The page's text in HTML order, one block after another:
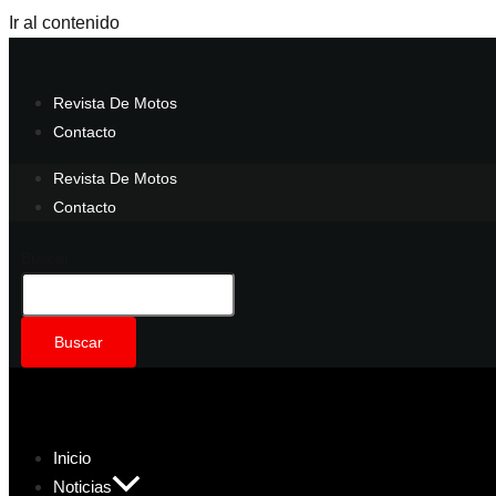
Ir al contenido
Revista De Motos
Contacto
Revista De Motos
Contacto
Buscar
Inicio
Noticias